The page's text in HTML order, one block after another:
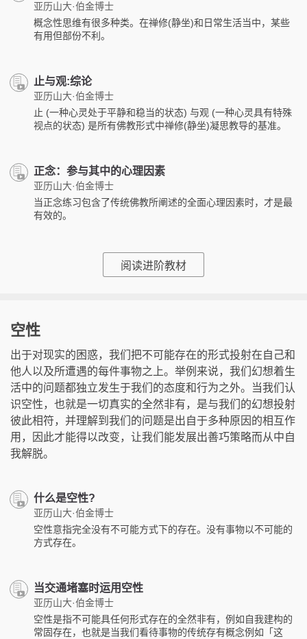
亚历山大·伯金博士
概念性思维有很多种类。在禅修(静坐)和日常生活当中，某些
有用但部份不利。
止与观:综论
亚历山大·伯金博士
止 (一种心灵处于平静和稳当的状态) 与观 (一种心灵具有特殊
视点的状态) 是所有佛教形式中禅修(静坐)凝思教导的基准。
正念：参与其中的心理因素
亚历山大·伯金博士
当正念练习包含了传统佛教所阐述的全面心理因素时，才是最
有效的。
阅读进阶教材
空性
出于对现实的困惑，我们把不可能存在的形式投射在自己和
他人以及所遭遇的每件事物之上。举例来说，我们幻想着生
活中的问题都独立发生于我们的态度和行为之外。当我们认
识空性，也就是一切真实的全然非有，是与我们的幻想投射
彼此相符，并理解到我们的问题是出自于多种原因的相互作
用，因此才能得以改变，让我们能发展出善巧策略而从中自
我解脱。
什么是空性?
亚历山大·伯金博士
空性意指完全没有不可能方式下的存在。没有事物以不可能的
方式存在。
当交通堵塞时运用空性
亚历山大·伯金博士
空性是指不可能具任何形式存在的全然非有，例如自我建构的
常固存在，也就是当我们看待事物的传统存有概念例如「这